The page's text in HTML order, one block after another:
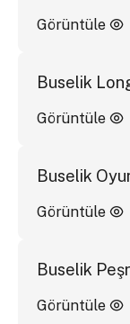
Görüntüle
Buselik
Görüntüle
Buselik
Görüntüle
Buselik
Görüntüle